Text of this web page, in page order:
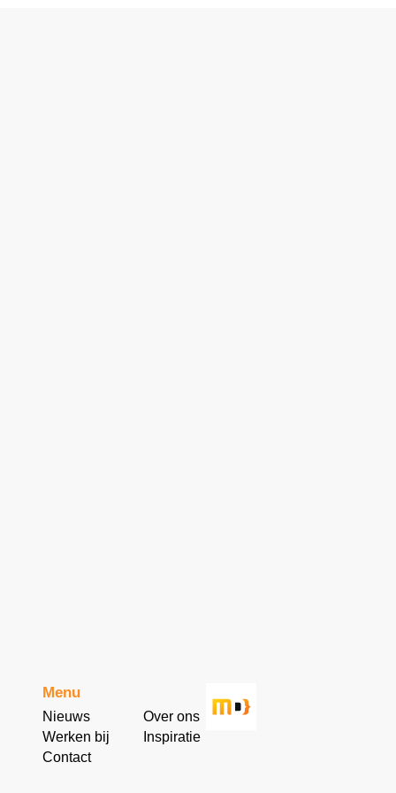
Menu
Nieuws
Over ons
Werken bij
Inspiratie
Contact